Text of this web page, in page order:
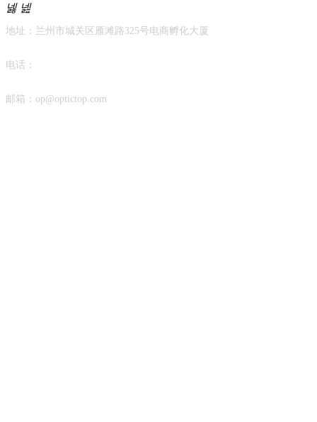
넳 넲
地址：兰州市城关区雁滩路325号电商孵化大厦
电话：
邮箱：op@optictop.com